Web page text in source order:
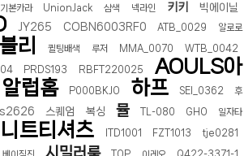
기본카라 UnionJack 삼색 넥라인 키키 빅에이닐
JY265 COBN6003RF0 ATB_0029 알로로
리 퀼팅배색 루저 MMA_0070 WTB_0042
PRDS193 RBFT220025
AOULS아
알럽홈 P000BKJO 하프 SEI_0362 후
스퀘엄 복싱 뮬 TL-080 GHO 일자타
니트티셔츠 ITD1001 FZT1013 tje0281
시밀러룩